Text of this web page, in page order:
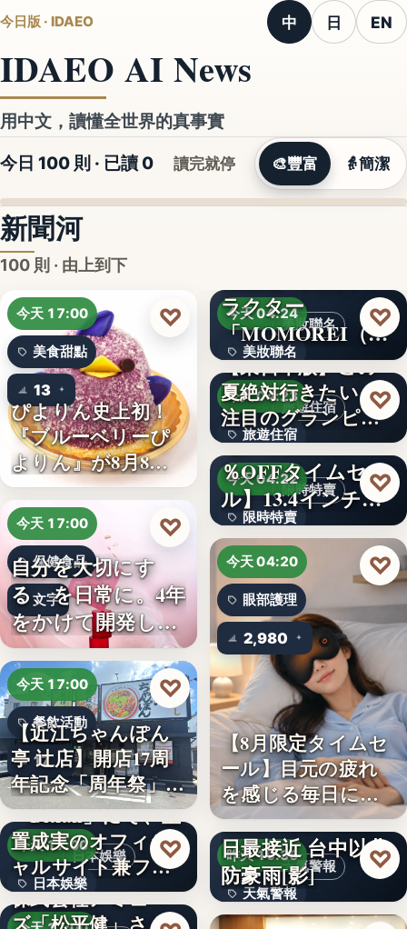
今日版 · IDAEO 中 日 EN
IDAEO AI News
用中文，讀懂全世界的真事實
今日 100 則 · 已讀 0 讀完就停 🎨豐富 👵簡潔
新聞河
100 則 · 由上到下
今天 17:00
美食甜點
13
ぴよりん史上初！
『ブルーベリーぴ
よりん』が8月8日
「ブル…
♡
今天 17:00
保健食品
文字
自分を大切にす
る、を日常に。4年
をかけて開発した
女性のた…
♡
今天 17:00
餐飲活動
17
【近江ちゃんぽん
亭 辻店】開店17周
年記念「周年祭」開
催…
♡
日本娛樂
今天 17:00
日本娛樂
730円
「Bitfan」にて、玉
置成実のオフィシ
ャルサイト兼フ
ァ…
♡
株式会社アミュー
ズ「松平健」さん
美妝聯名
今天 04:24
美妝聯名
文字
ラクター
「MOMOREI（モ
モレイ）」が…
♡
旅遊住宿
今天 04:23
旅遊住宿
10
【東日本版】この
夏絶対行きたい！
注目のグランピン
グ施設…
♡
限時特賣
今天 04:22
限時特賣
文字
【アマゾン30
％OFFタイムセー
ル】13.4インチ大
画面…
♡
今天 04:20
眼部護理
2,980
【8月限定タイムセ
ール】目元の疲れ
を感じる毎日に。3
段階…
♡
天氣警報
昨天 19:36
天氣警報
颱風白海豚8日及9
日最接近 台中以北
防豪雨[影]
♡